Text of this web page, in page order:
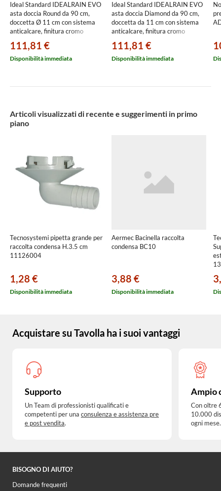
Ideal Standard IDEALRAIN EVO
asta doccia Round da 90 cm,
doccetta Ø 11 cm con sistema
anticalcare, finitura cromo
B2237AA
111,81 €
Disponibilità immediata
Ideal Standard IDEALRAIN EVO
asta doccia Diamond da 90 cm,
doccetta da 11 cm con sistema
anticalcare, finitura cromo
B2238AA
111,81 €
Disponibilità immediata
Articoli visualizzati di recente e suggerimenti in primo
piano
Tecnosystemi pipetta grande per
raccolta condensa H.3.5 cm
11126004
1,28 €
Disponibilità immediata
Aermec Bacinella raccolta
condensa BC10
3,88 €
Disponibilità immediata
Acquistare su Tavolla ha i suoi vantaggi
Supporto
Un Team di professionisti qualificati e
competenti per una consulenza e assistenza pre
e post vendita.
Ampio
Con oltre
10.000
ogni mese.
BISOGNO DI AIUTO?
Domande frequenti